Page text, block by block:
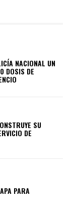
NACIONAL UN
DOSIS DE
SU
DE
PARA